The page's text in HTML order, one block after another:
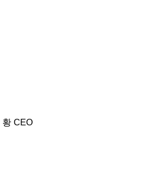
황 CEO